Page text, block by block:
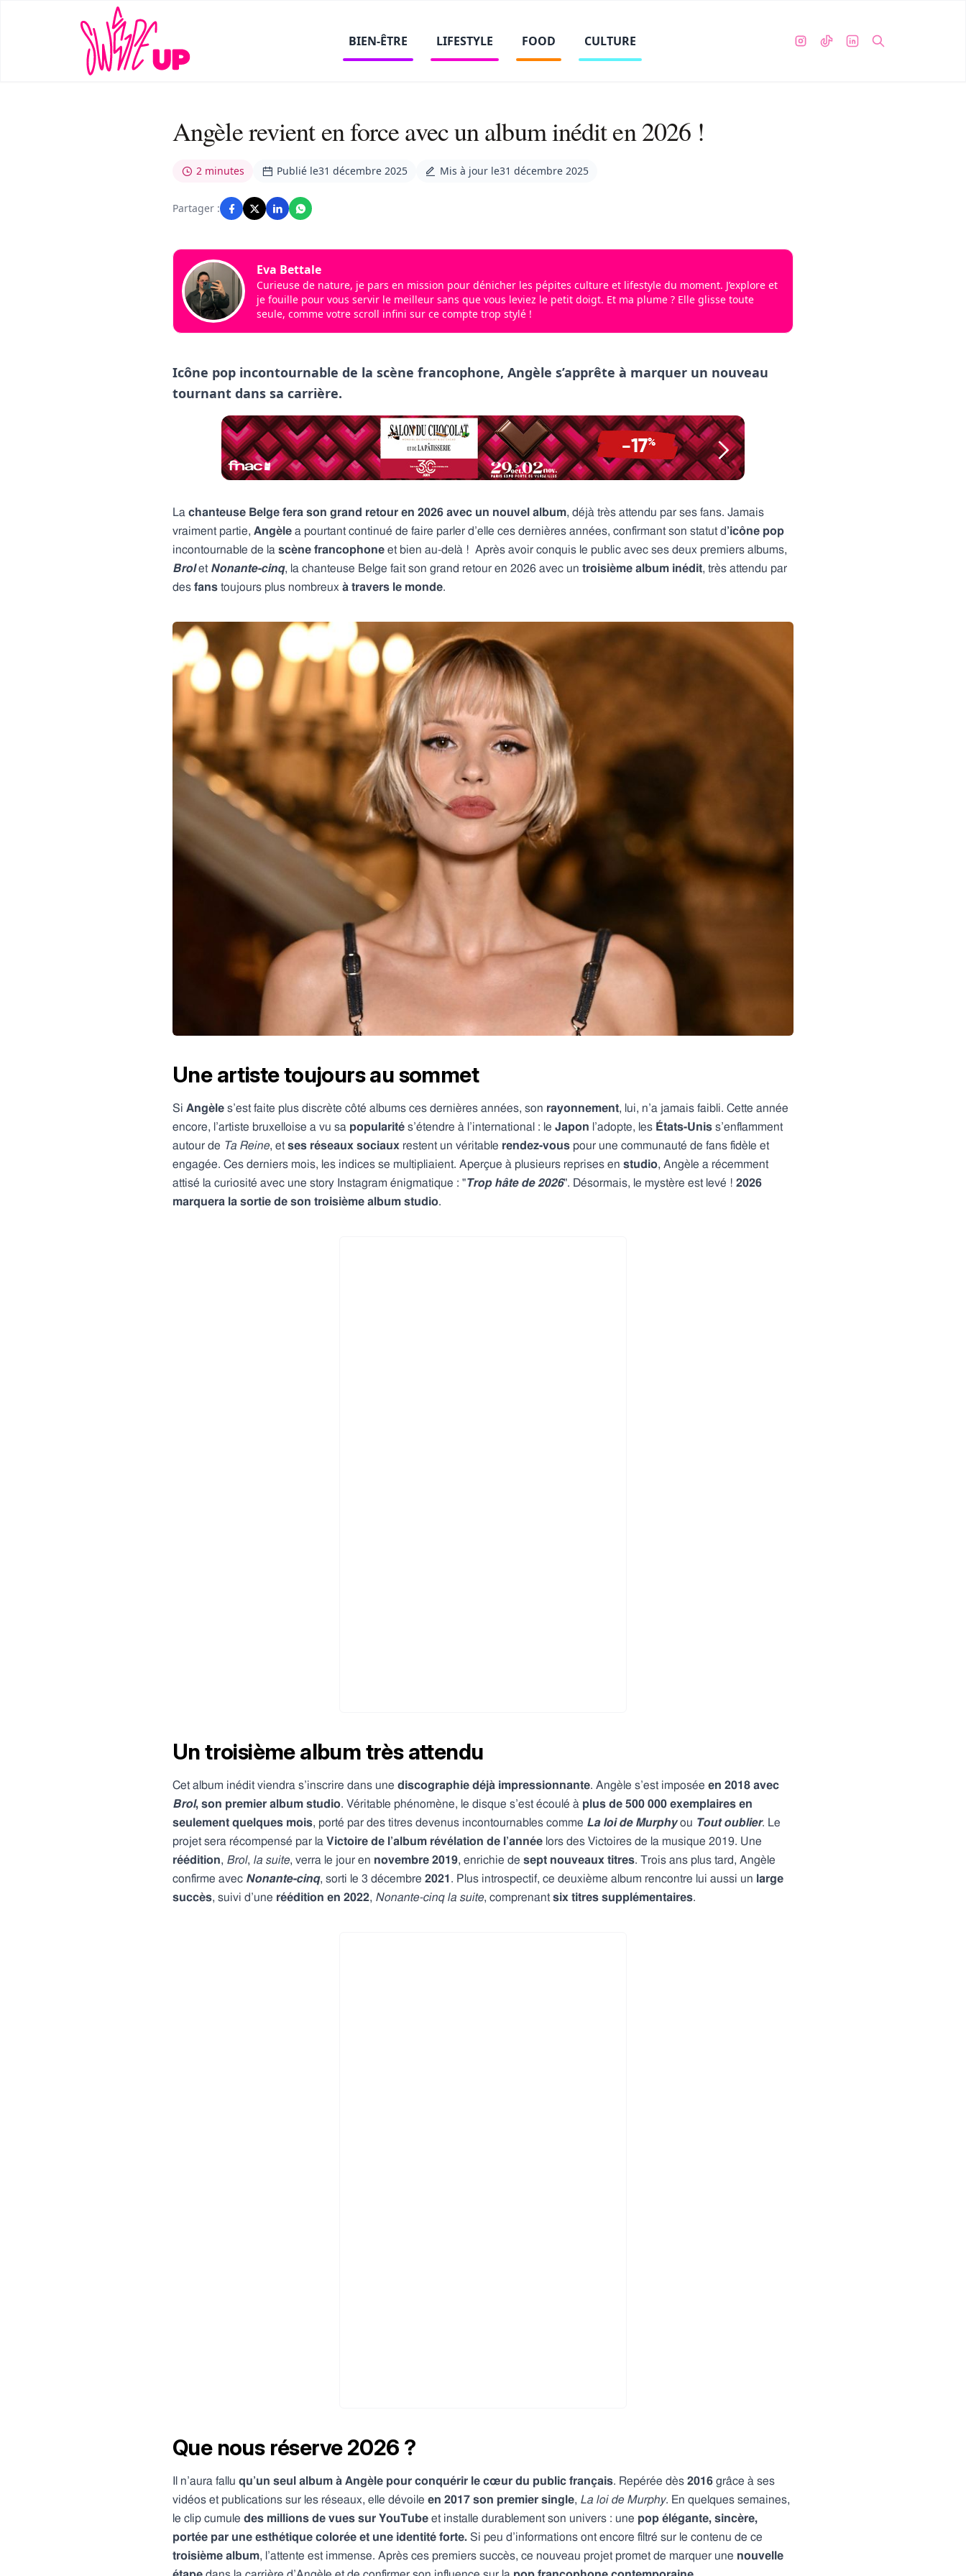
BIEN-ÊTRE LIFESTYLE FOOD CULTURE
Angèle revient en force avec un album inédit en 2026 !
2 minutes Publié le31 décembre 2025 Mis à jour le31 décembre 2025
Partager :
Eva Bettale
Curieuse de nature, je pars en mission pour dénicher les pépites culture et lifestyle du moment. J’explore et
je fouille pour vous servir le meilleur sans que vous leviez le petit doigt. Et ma plume ? Elle glisse toute
seule, comme votre scroll infini sur ce compte trop stylé !
Icône pop incontournable de la scène francophone, Angèle s’apprête à marquer un nouveau
tournant dans sa carrière.
La chanteuse Belge fera son grand retour en 2026 avec un nouvel album, déjà très attendu par ses fans. Jamais
vraiment partie, Angèle a pourtant continué de faire parler d’elle ces dernières années, confirmant son statut d’icône pop
incontournable de la scène francophone et bien au-delà ! Après avoir conquis le public avec ses deux premiers albums,
Brolet Nonante-cinq, la chanteuse Belge fait son grand retour en 2026 avec un troisième album inédit, très attendu par
des fans toujours plus nombreux à travers le monde.
Une artiste toujours au sommet
Si Angèle s’est faite plus discrète côté albums ces dernières années, son rayonnement, lui, n’a jamais faibli. Cette année
encore, l’artiste bruxelloise a vu sa popularité s’étendre à l’international : le Japon l’adopte, les États-Unis s’enflamment
autour de Ta Reine, et ses réseaux sociaux restent un véritable rendez-vous pour une communauté de fans fidèle et
engagée. Ces derniers mois, les indices se multipliaient. Aperçue à plusieurs reprises en studio, Angèle a récemment
attisé la curiosité avec une story Instagram énigmatique : "Trop hâte de 2026". Désormais, le mystère est levé ! 2026
marquera la sortie de son troisième album studio.
Un troisième album très attendu
Cet album inédit viendra s’inscrire dans une discographie déjà impressionnante. Angèle s’est imposée en 2018 avec
Brol, son premier album studio. Véritable phénomène, le disque s’est écoulé à plus de 500 000 exemplaires en
seulement quelques mois, porté par des titres devenus incontournables comme La loi de Murphy ou Tout oublier. Le
projet sera récompensé par la Victoire de l’album révélation de l’année lors des Victoires de la musique 2019. Une
réédition, Brol, la suite, verra le jour en novembre 2019, enrichie de sept nouveaux titres. Trois ans plus tard, Angèle
confirme avec Nonante-cinq, sorti le 3 décembre 2021 . Plus introspectif, ce deuxième album rencontre lui aussi un large
succès, suivi d’une réédition en 2022, Nonante-cinq la suite, comprenant six titres supplémentaires.
Que nous réserve 2026 ?
Il n’aura fallu qu’un seul album à Angèle pour conquérir le cœur du public français. Repérée dès 2016 grâce à ses
vidéos et publications sur les réseaux, elle dévoile en 2017 son premier single, La loi de Murphy. En quelques semaines,
le clip cumule des millions de vues sur YouTube et installe durablement son univers : une pop élégante, sincère,
portée par une esthétique colorée et une identité forte. Si peu d’informations ont encore filtré sur le contenu de ce
troisième album, l’attente est immense. Après ces premiers succès, ce nouveau projet promet de marquer une nouvelle